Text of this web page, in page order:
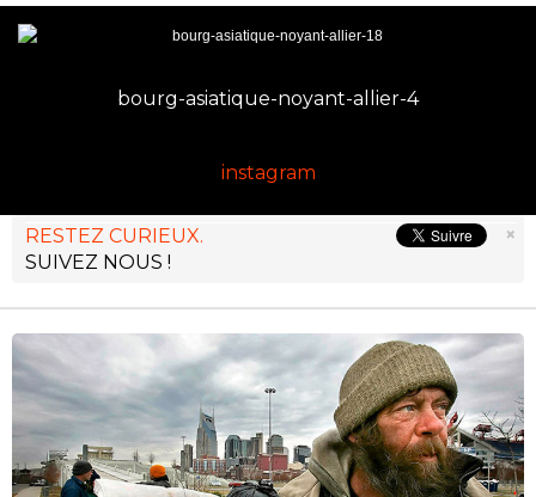
bourg-asiatique-noyant-allier-4
instagram
×
RESTEZ CURIEUX.
SUIVEZ NOUS !